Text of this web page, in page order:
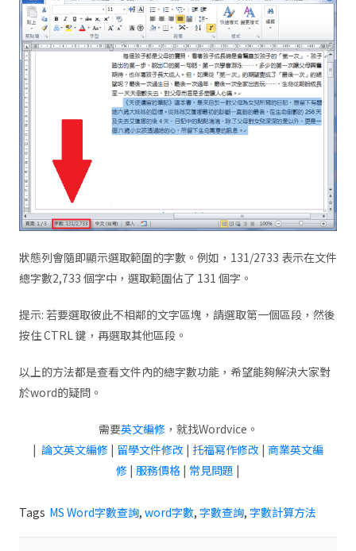
狀態列會隨即顯示選取範圍的字數。例如，131/2733 表示在文件
總字數2,733 個字中，選取範圍佔了 131 個字。
提示: 若要選取彼此不相鄰的文字區塊，請選取第一個區段，然後
按住 CTRL 鍵，再選取其他區段。
以上的方法都是查看文件內的總字數功能，希望能夠解決大家對
於word的疑問。
需要英文編修，就找Wordvice。
| 論文英文編修 | 留學文件修改 | 托福寫作修改 | 商業英文編
修 | 服務價格 | 常見問題 |
Tags MS Word字數查詢, word字數, 字數查詢, 字數計算方法